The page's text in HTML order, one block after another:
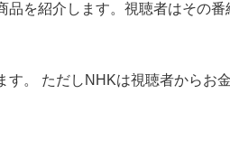
を紹介します。視聴者はその番
。 ただしNHKは視聴者からお